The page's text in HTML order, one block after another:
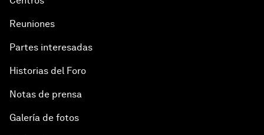
Reuniones
Partes interesadas
Historias del Foro
Notas de prensa
Galería de fotos